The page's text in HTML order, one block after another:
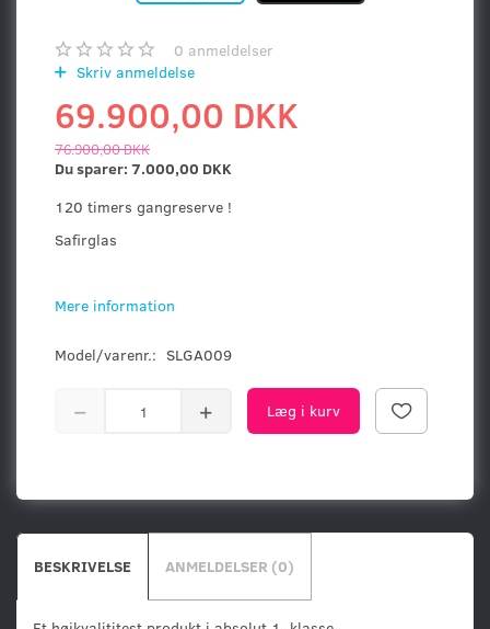
0 anmeldelser
Skriv anmeldelse
69.900,00 DKK
76.900,00 DKK
Du sparer: 7.000,00 DKK
120 timers gangreserve !
Safirglas
Mere information
Model/varenr.: SLGA009
Læg i kurv
BESKRIVELSE ANMELDELSER (0)